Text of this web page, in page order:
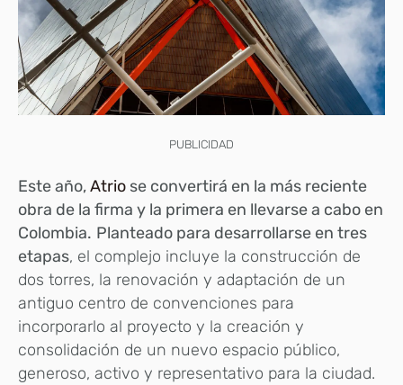
PUBLICIDAD
Este año,Atrio se convertirá en la más reciente
obra de la firma y la primera en llevarse a cabo en
Colombia. Planteado para desarrollarse en tres
etapas, el complejo incluye la construcción de
dos torres, la renovación y adaptación de un
antiguo centro de convenciones para
incorporarlo al proyecto y la creación y
consolidación de un nuevo espacio público,
generoso, activo y representativo para la ciudad.